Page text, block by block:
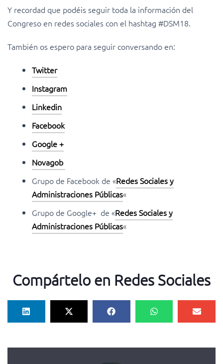
Y recordad que podéis seguir toda la información del
Congreso en redes sociales con el hashtag #DSM18.
También os espero para seguir conversando en:
Twitter
Instagram
Linkedin
Facebook
Google +
Novagob
Grupo de Facebook de «Redes Sociales y
Administraciones Públicas«
Grupo de Google+ de «Redes Sociales y
Administraciones Públicas«
Compártelo en Redes Sociales